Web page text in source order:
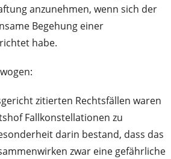
anzunehmen, wenn sich der
Begehung einer
habe.
zitierten Rechtsfällen waren
Fallkonstellationen zu
darin bestand, dass das
zwar eine gefährliche